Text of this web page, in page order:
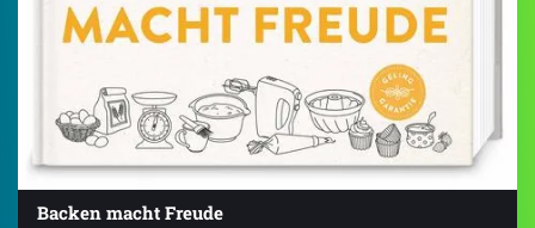
Backen macht Freude